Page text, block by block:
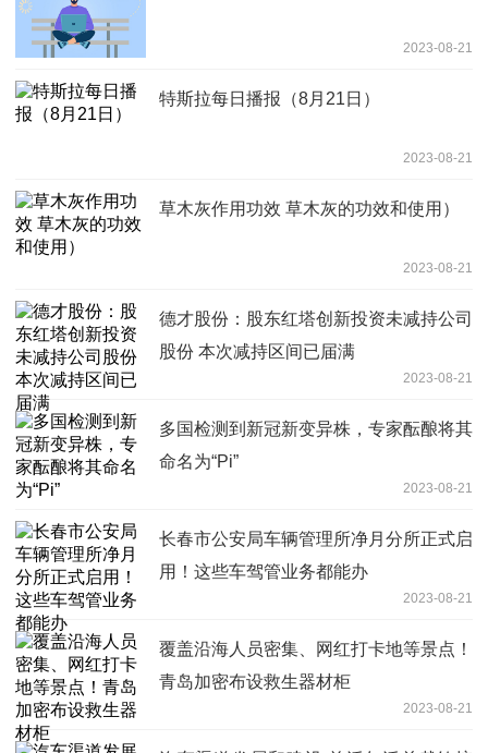
2023-08-21
特斯拉每日播报（8月21日）
2023-08-21
草木灰作用功效 草木灰的功效和使用）
2023-08-21
德才股份：股东红塔创新投资未减持公司
股份 本次减持区间已届满
2023-08-21
多国检测到新冠新变异株，专家酝酿将其
命名为“Pi”
2023-08-21
长春市公安局车辆管理所净月分所正式启
用！这些车驾管业务都能办
2023-08-21
覆盖沿海人员密集、网红打卡地等景点！
青岛加密布设救生器材柜
2023-08-21